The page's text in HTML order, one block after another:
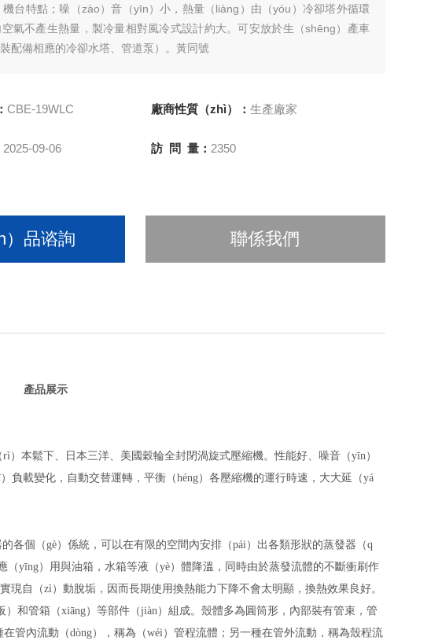
台特點；噪（zào）音（yīn）小，熱量（liàng）由（yóu）冷卻塔外循環
氣不產生熱量，製冷量相對風冷式設計約大。可安放於生（shēng）產車
配備相應的冷卻水塔、管道泵）。黃同號
CBE-19WLC 廠商性質（zhì）： 生產廠家
2025-09-06 訪 問 量： 2350
）品谘詢 聯係我們
產品展示
）本鬆下、日本三洋、美國穀輪全封閉渦旋式壓縮機。性能好、噪音（yīn）
負載變化，自動交替運轉，平衡（héng）各壓縮機的運行時速，大大延（yá
各個（gè）係統，可以在有限的空間內安排（pái）出各類形狀的蒸發器（q
yīng）用與油箱，水箱等液（yè）體降溫，同時由於蒸發流體的不斷衝刷作
自（zì）動脫垢，因而長期使用換熱能力下降不會太明顯，換熱效果良好。
和管箱（xiāng）等部件（jiàn）組成。殼體多為圓筒形，內部裝有管束，管
管內流動（dòng），稱為（wéi）管程流體；另一種在管外流動，稱為殼程流